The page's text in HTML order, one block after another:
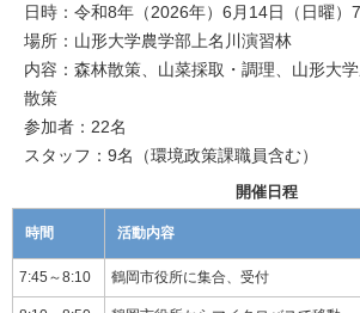
日時：令和8年（2026年）6月14日（日曜）
場所：山形大学農学部上名川演習林
内容：森林散策、山菜採取・調理、山形大
散策
参加者：22名
スタッフ：9名（環境政策課職員含む）
開催日程
時間 活動内容
7:45～8:10 鶴岡市役所に集合、受付